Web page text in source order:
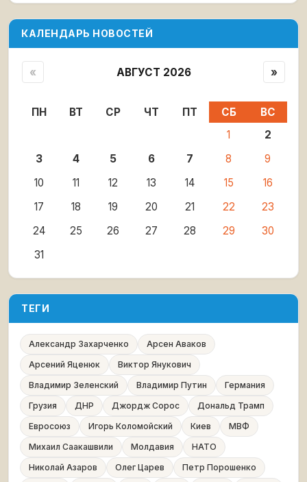
КАЛЕНДАРЬ НОВОСТЕЙ
« АВГУСТ 2026 »
ПН ВТ СР ЧТ ПТ СБ
ВС
1
2
3
4 5 6 7 8
9
10
11 12 13 14 15
16
17
18 19 20 21 22
23
24
25 26 27 28 29
30
31
ТЕГИ
Александр Захарченко
Арсен Аваков
Арсений Яценюк
Виктор Янукович
Владимир Зеленский
Владимир Путин
Германия
Грузия
ДНР Джордж Сорос
Дональд Трамп
Евросоюз
Игорь Коломойский Киев
МВФ
Михаил Саакашвили
Молдавия
НАТО
Николай Азаров
Олег Царев
Петр Порошенко